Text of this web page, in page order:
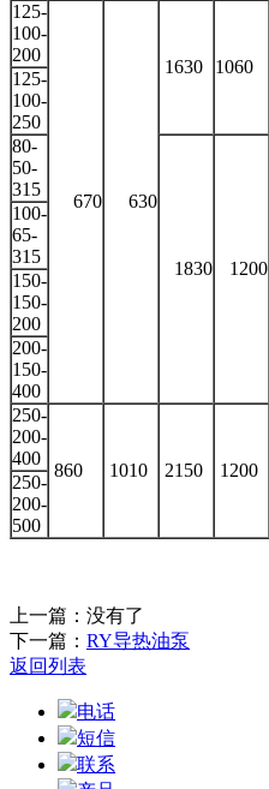
125-
100-
200
670 630
1630 1060
125-
100-
250
80-
50-
315
1830 1200
100-
65-
315
150-
150-
200
200-
150-
400
250-
200-
400
860 1010 2150 1200
250-
200-
500
上一篇：没有了
下一篇： RY导热油泵
返回列表
电话
短信
联系